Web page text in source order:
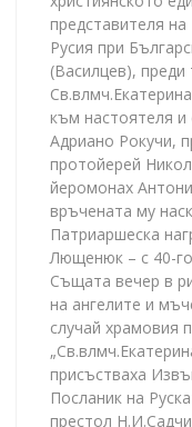
представителя
Русия при
(Василцев),
към настоятеля
Адриано Рокучи,
протойерей
йеромонах
връчената му
Патриаршеска
Лющенюк – с 40-
Същата вечер в
на ангелите и
случай храмовия
присъстваха
Посланик на
престол